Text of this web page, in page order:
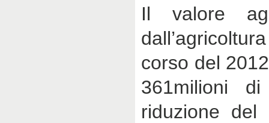
Il valore
corso del
361milioni
riduzione